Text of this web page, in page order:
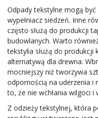
Odpady tekstylne mogą
wypełniacz siedzeń. Inne
często służą do produkcji
budowlanych. Warto
tekstylia służą do produkcji
alternatywą dla drewna.
mocniejszy niż tworzywa
odpornością na uderzenia i
to, że nie wchłania wilgoci i
Z odzieży tekstylnej, która